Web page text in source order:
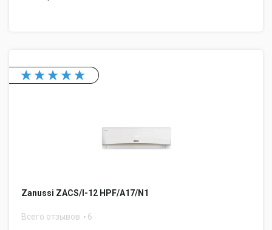
Zanussi ZACS/I-12 HPF/A17/N1
Всего отзывов 6